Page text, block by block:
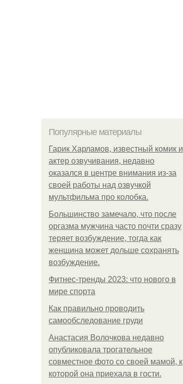
Популярные материалы
Гарик Харламов, известный комик и
актер озвучивания, недавно
оказался в центре внимания из-за
своей работы над озвучкой
мультфильма про колобка.
Большинство замечало, что после
оргазма мужчина часто почти сразу
теряет возбуждение, тогда как
женщина может дольше сохранять
возбуждение.
Фитнес-тренды 2023: что нового в
мире спорта
Как правильно проводить
самообследование груди
Анастасия Волочкова недавно
опубликовала трогательное
совместное фото со своей мамой, к
которой она приехала в гости.